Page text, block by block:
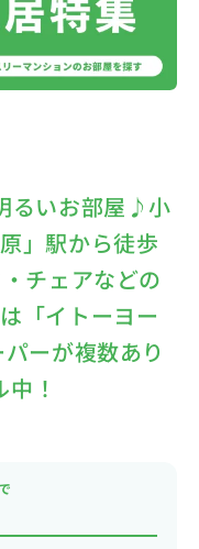
るいお部屋♪小
」駅から徒歩
チェアなどの
「イトーヨー
ーが複数あり
！